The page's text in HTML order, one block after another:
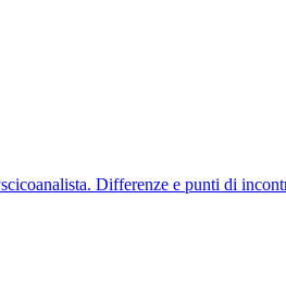
Differenze e punti di